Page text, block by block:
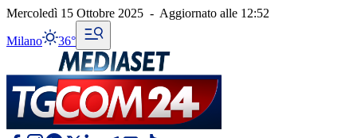
Mercoledì 15 Ottobre 2025 - Aggiornato alle 12:52
Milano 36°